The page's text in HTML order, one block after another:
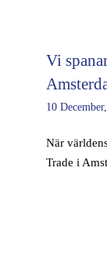
Vi
10
När
Trade i